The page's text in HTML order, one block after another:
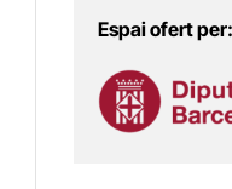
Espai ofert per: